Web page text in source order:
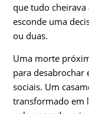
que tudo
esconde uma
ou duas.
Uma morte
para desabrochar
sociais. Um
transformado em